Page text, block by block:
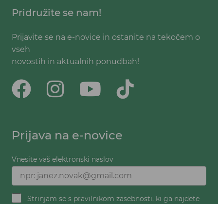
Pridružite se nam!
Prijavite se na e-novice in ostanite na tekočem o
vseh
novostih in aktualnih ponudbah!
Prijava na e-novice
Vnesite vaš elektronski naslov
Strinjam se s pravilnikom zasebnosti, ki ga najdete